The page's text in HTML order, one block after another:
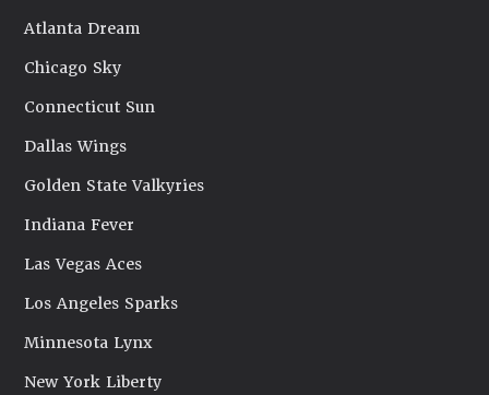
Atlanta Dream
Chicago Sky
Connecticut Sun
Dallas Wings
Golden State Valkyries
Indiana Fever
Las Vegas Aces
Los Angeles Sparks
Minnesota Lynx
New York Liberty